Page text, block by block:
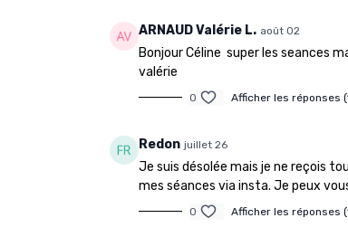
Jeudi 30 juillet à 19H30 Sans accessoire
ARNAUD Valérie L. août 02
Bonjour Céline super les seances
valérie
0 Afficher les réponses
Redon juillet 26
Je suis désolée mais je ne reçois
mes séances via insta. Je peux
0 Afficher les réponses